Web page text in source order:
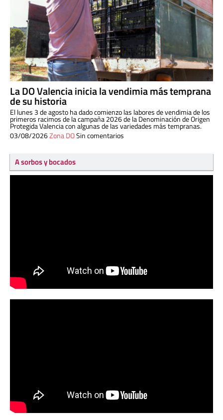
La DO Valencia inicia la vendimia más temprana
de su historia
El lunes 3 de agosto ha dado comienzo las labores de vendimia de los
primeros racimos de la campaña 2026 de la Denominación de Origen
Protegida Valencia con algunas de las variedades más tempranas.
03/08/2026Zona DOSin comentarios
A sorbos y bocados